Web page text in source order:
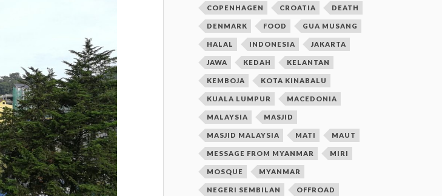
COPENHAGEN CROATIA DEATH
DENMARK FOOD GUA MUSANG
HALAL INDONESIA JAKARTA
JAWA KEDAH KELANTAN
KEMBOJA KOTA KINABALU
KUALA LUMPUR MACEDONIA
MALAYSIA MASJID
MASJID MALAYSIA MATI MAUT
MESSAGE FROM MYANMAR MIRI
MOSQUE MYANMAR
NEGERI SEMBILAN OFFROAD